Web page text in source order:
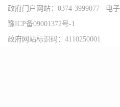
政府门户网站：0374-3999077 电子
豫ICP备09001372号-1
政府网站标识码：4110250001